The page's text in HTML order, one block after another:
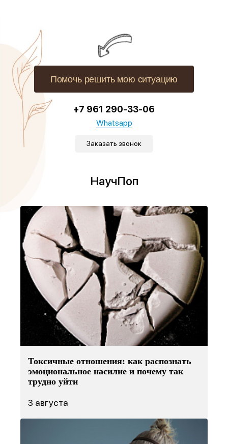
Помочь решить мою ситуацию
+7 961 290-33-06
Whatsapp
Заказать звонок
НаучПоп
Токсичные отношения: как распознать
эмоциональное насилие и почему так
трудно уйти
3 августа